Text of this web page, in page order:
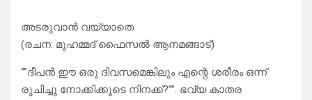
അടരുവാൻ വയ്യാതെ
(രചന: മുഹമ്മദ്‌ ഫൈസൽ ആനമങ്ങാട്)
“”ദീപൻ ഈ ഒരു ദിവസമെങ്കിലും എന്റെ ശരീരം ഒന്ന്
രുചിച്ചു നോക്കിക്കൂടെ നിനക്ക്?””. ഭവ്യ കാതര